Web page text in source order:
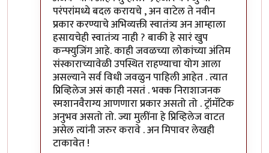
परंपरांमध्ये बदल करायचे , अन वाटेल ते नवीन
प्रकार करण्याचे अभिव्यक्ती स्वातंत्र्य अन आम्हाला
हसायचेही स्वातंत्र्य नाही ? बाकी हे सारं खुप
कन्फ्युजिंग आहे. काही जवळच्या लोकांच्या अंतिम
संस्काराच्यावेळी उपस्थित राहण्याचा योग आला
असल्याने सर्व विधी जवळुन पाहिली आहेत . त्यात
प्रिव्हिलेज असं काही नसतं . भक्क निराशाजनक
स्मशानवैराग्य आणणारा प्रकार असतो तो . ट्रॉमॅटिक
अनुभव असतो तो. ज्या मुलींना हे प्रिव्हिलेज वाटत
असेल त्यांनी जरुर करावे . अन मिपावर लेखही
टाकावेत !